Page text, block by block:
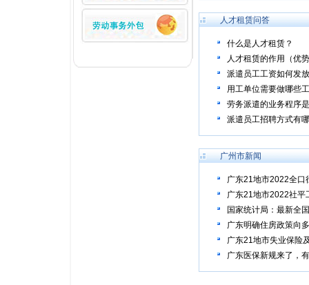
人才租赁问答
什么是人才租赁？
人才租赁的作用（优
派遣员工工资如何发
用工单位需要做哪些
劳务派遣的业务程序
派遣员工招聘方式有
广州市新闻
广东21地市2022全口
广东21地市2022社平
国家统计局：最新全
广东明确住房政策向
广东21地市失业保险
广东医保新规来了，